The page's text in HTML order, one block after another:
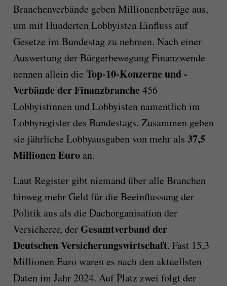
Branchenverbände geben Millionenbeträge aus,
um mit Hunderten Lobbyisten Einfluss auf
Gesetze im Bundestag zu nehmen. Nach einer
Auswertung der Bürgerbewegung Finanzwende
nennen allein die Top-10-Konzerne und -
Verbände der Finanzbranche456
Lobbyistinnen und Lobbyisten namentlich im
Lobbyregister des Bundestags. Zusammen geben
sie jährliche Lobbyausgaben von mehr als 37,5
Millionen Euroan.
Laut Register gibt niemand über alle Branchen
hinweg mehr Geld für die Beeinflussung der
Politik aus als die Dachorganisation der
Versicherer, derGesamtverband der
Deutschen Versicherungswirtschaft. Fast 15,3
Millionen Euro waren es nach den aktuellsten
Daten im Jahr 2024. Auf Platz zwei folgt der